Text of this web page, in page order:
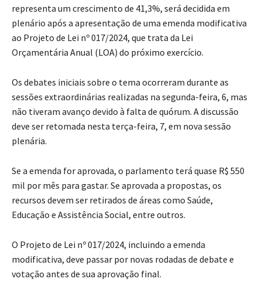
representa um crescimento de 41,3%, será decidida em
plenário após a apresentação de uma emenda modificativa
ao Projeto de Lei nº 017/2024, que trata da Lei
Orçamentária Anual (LOA) do próximo exercício.
Os debates iniciais sobre o tema ocorreram durante as
sessões extraordinárias realizadas na segunda-feira, 6, mas
não tiveram avanço devido à falta de quórum. A discussão
deve ser retomada nesta terça-feira, 7, em nova sessão
plenária.
Se a emenda for aprovada, o parlamento terá quase R$ 550
mil por mês para gastar. Se aprovada a propostas, os
recursos devem ser retirados de áreas como Saúde,
Educação e Assistência Social, entre outros.
O Projeto de Lei nº 017/2024, incluindo a emenda
modificativa, deve passar por novas rodadas de debate e
votação antes de sua aprovação final.